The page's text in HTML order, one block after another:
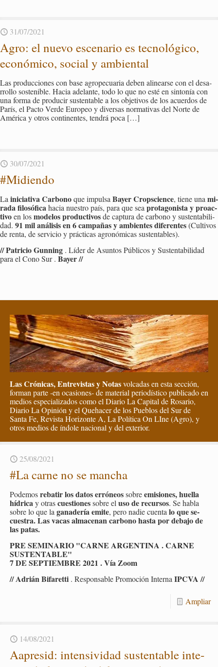
31/07/2021
Agro: el nuevo es­ce­na­rio es tec­no­ló­gi­co,
eco­nó­mi­co, so­cial y am­bien­tal
Las pro­duc­cio­nes con base agro­pe­cua­ria deben ali­near­se con el desa­
rro­llo sos­te­ni­ble. Hacia ade­lan­te, todo lo que no esté en sin­to­nía con
una forma de pro­du­cir sus­ten­ta­ble a los ob­je­ti­vos de los acuer­dos de
París, el Pacto Verde Eu­ro­peo y di­ver­sas nor­ma­ti­vas del Norte de
Amé­ri­ca y otros con­ti­nen­tes, ten­drá poca […]
30/07/2021
#Mi­dien­do
La ini­cia­ti­va Car­bonoque im­pul­sa Bayer Crops­cien­ce, tiene una mi­
ra­da fi­lo­só­fi­cahacia nues­tro país, para que sea pro­ta­go­nis­ta y proac­
ti­voen losmo­de­los pro­duc­ti­vosde cap­tu­ra de car­bono y sus­ten­ta­bi­li­
dad. 91 mil aná­li­sis en 6 cam­pa­ñas y am­bien­tes di­fe­ren­tes(Cul­ti­vos
de renta, de ser­vi­cio y prác­ti­cas agro­nó­mi­cas sus­ten­ta­bles).
// Pa­tri­cio Gun­ning . Líder de Asun­tos Pú­bli­cos y Sus­ten­ta­bi­li­dad
para el Cono Sur . Bayer //
Las Crónicas, Entrevistas y Notasvolcadas en esta sección,
forman parte -en ocasiones- de material periodístico publicado en
medios especializados como el Diario La Capital de Rosario,
Diario La Opinión y el Quehacer de los Pueblos del Sur de
Santa Fe, Revista Horizonte A, La Política On LIne (Agro), y
otros medios de índole nacional y del exterior.
25/08/2021
#La carne no se man­cha
Po­de­mosre­ba­tir los datos erró­neossobreemi­sio­nes, hue­lla
hí­dri­cay otrascues­tio­nessobre eluso de re­cur­sos. Se habla
sobre lo que laga­na­de­ría emite, pero nadie cuen­talo que se­
cues­tra. Las vacas al­ma­ce­nan car­bono hasta por de­ba­jo de
las patas.
PRE SE­MI­NA­RIO "CARNE AR­GEN­TI­NA . CARNE
SUS­TEN­TA­BLE"
7 DE SEP­TIEM­BRE 2021 . Vía Zoom
// Adrián Bi­fa­ret­ti . Res­pon­sa­ble Pro­mo­ción In­ter­naIPCVA //
Am­pliar
14/08/2021
Aa­pre­sid: in­ten­si­vi­dad sus­ten­ta­ble in­te­